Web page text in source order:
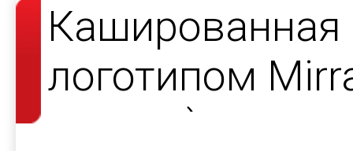
Кашированная
логотипом
клапан)